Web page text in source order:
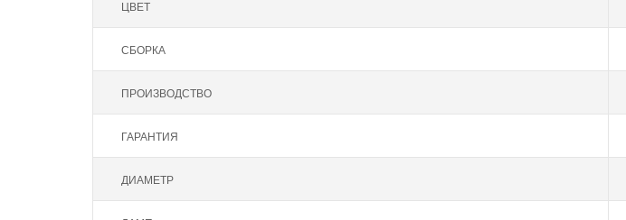
ЦВЕТ
СБОРКА
ПРОИЗВОДСТВО
ГАРАНТИЯ
ДИАМЕТР